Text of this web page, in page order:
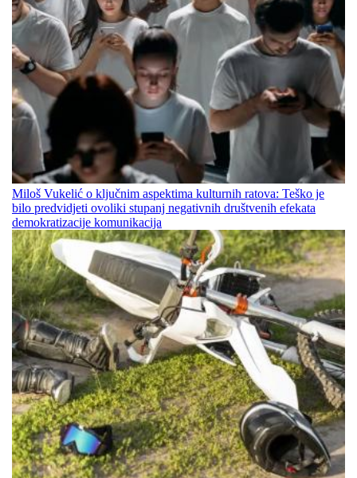
Miloš Vukelić o ključnim aspektima kulturnih ratova: Teško je
bilo predvidjeti ovoliki stupanj negativnih društvenih efekata
demokratizacije komunikacija